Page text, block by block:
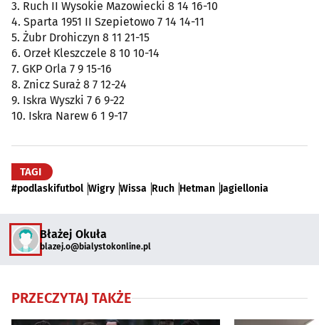
3. Ruch II Wysokie Mazowiecki 8 14 16-10
4. Sparta 1951 II Szepietowo 7 14 14-11
5. Żubr Drohiczyn 8 11 21-15
6. Orzeł Kleszczele 8 10 10-14
7. GKP Orla 7 9 15-16
8. Znicz Suraż 8 7 12-24
9. Iskra Wyszki 7 6 9-22
10. Iskra Narew 6 1 9-17
TAGI
#podlaskifutbol Wigry Wissa Ruch Hetman Jagiellonia
Błażej Okuła
blazej.o@bialystokonline.pl
PRZECZYTAJ TAKŻE